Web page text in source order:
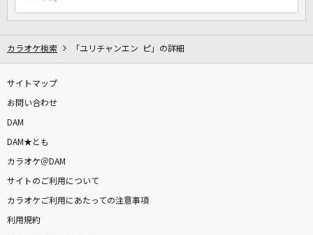
家族や友達と一緒に！練習にも！
カラオケ検索 「ユリチャンエン ピ」の詳細
サイトマップ
お問い合わせ
DAM
DAM★とも
カラオケ＠DAM
サイトのご利用について
カラオケご利用にあたっての注意事項
利用規約